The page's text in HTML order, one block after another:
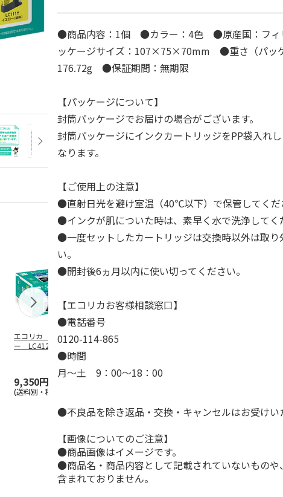
エコリカ ブラザ
ー LC412XL-4PK対
応リサイクルイ…
9,350円
(送料別・税込)
エコリカ ブラザ
ー ＬＣ１１１Ｙ対
990円
●商品内容：1個 ●カラー：4色 ●原産国：フ
ッケージサイズ：107×75×70mm ●重さ（パッ
176.72g ●保証期間：無期限
【パッケージについて】
封筒パッケージでお届けの場合がございます。
封筒パッケージにインクカートリッジをPP袋入れ
なります。
【ご使用上の注意】
●直射日光を避け室温（40℃以下）で保管してくだ
●インクが肌についた時は、素早く水で洗浄してく
●一度セットしたカートリッジは交換時以外は取り
い。
●開封後6ヵ月以内に使い切ってください。
【エコリカお客様相談窓口】
●電話番号
0120-114-865
●時間
月～土 9：00～18：00
●不良品を除き返品・交換・キャンセルはお受けい
【画像についてのご注意】
●商品画像はイメージです。
●商品名・商品内容として記載されていないものや
含まれておりません。